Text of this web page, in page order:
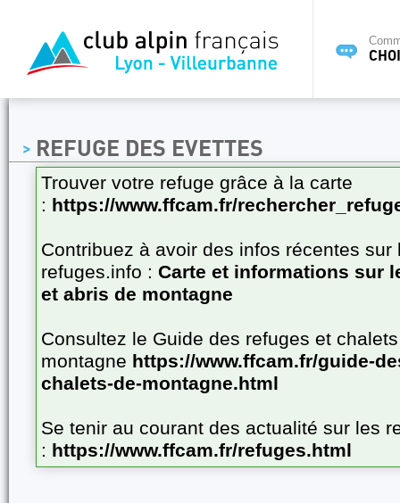
REFUGE DES EVETTES
Trouver votre refuge grâce à la carte
: https://www.ffcam.fr/
Contribuez à avoir des infos récentes sur
refuges.info : Carte et informations sur
et abris de montagne
Consultez le Guide des refuges et
montagne https://www.ffcam.fr/guide-
chalets-de-montagne.html
Se tenir au courant des actualité sur les
: https://www.ffcam.fr/refuges.html